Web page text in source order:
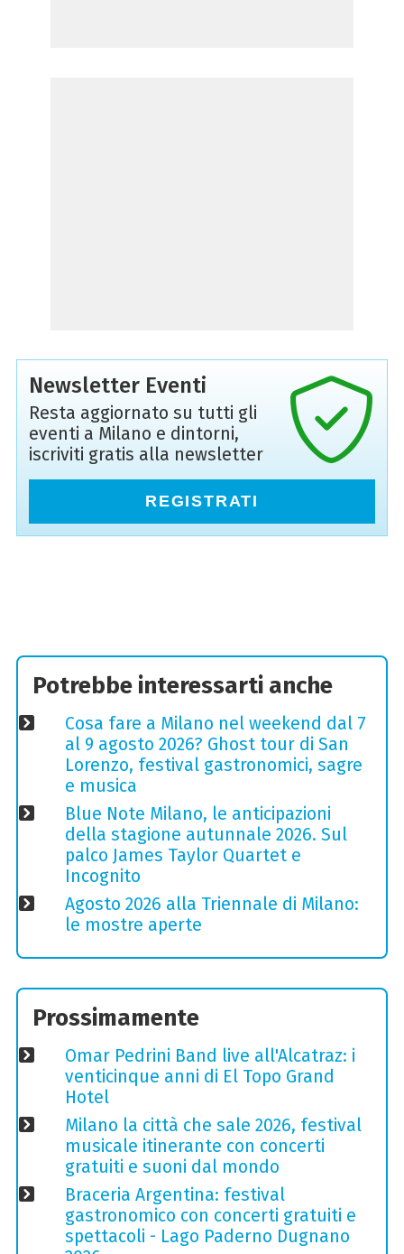
Newsletter Eventi
Resta aggiornato su tutti gli
eventi a Milano e dintorni,
iscriviti gratis alla newsletter
REGISTRATI
Potrebbe interessarti anche
Cosa fare a Milano nel weekend dal 7
al 9 agosto 2026? Ghost tour di San
Lorenzo, festival gastronomici, sagre
e musica
Blue Note Milano, le anticipazioni
della stagione autunnale 2026. Sul
palco James Taylor Quartet e
Incognito
Agosto 2026 alla Triennale di Milano:
le mostre aperte
Prossimamente
Omar Pedrini Band live all'Alcatraz: i
venticinque anni di El Topo Grand
Hotel
Milano la città che sale 2026, festival
musicale itinerante con concerti
gratuiti e suoni dal mondo
Braceria Argentina: festival
gastronomico con concerti gratuiti e
spettacoli - Lago Paderno Dugnano